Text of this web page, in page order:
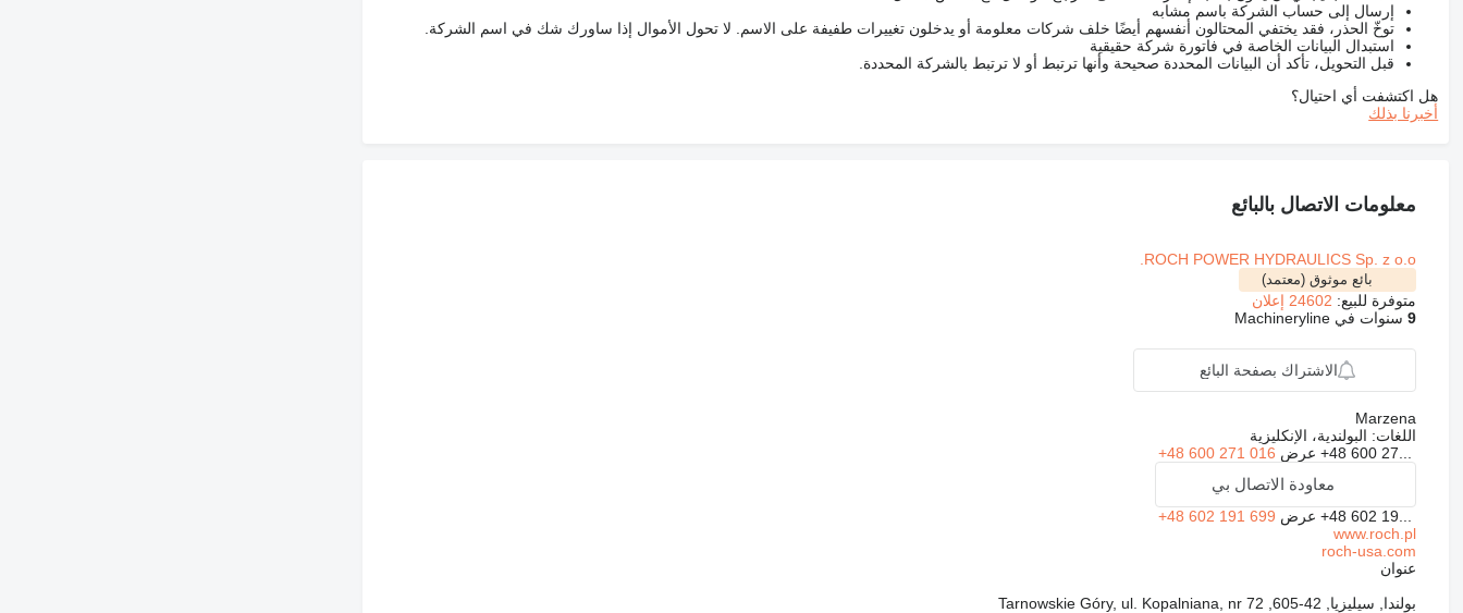
إرسال إلى حساب الشركة باسم مشابه
توخّ الحذر، فقد يختفي المحتالون أنفسهم أيضًا خلف شركات معلومة أو يدخلون تغييرات طفيفة على الاسم. لا تحول الأموال إذا ساورك شك في اسم الشركة.
استبدال البيانات الخاصة في فاتورة شركة حقيقية
قبل التحويل، تأكد أن البيانات المحددة صحيحة وأنها ترتبط أو لا ترتبط بالشركة المحددة.
هل اكتشفت أي احتيال؟
أخبرنا بذلك
معلومات الاتصال بالبائع
ROCH POWER HYDRAULICS Sp. z o.o.
بائع موثوق (معتمد)
متوفرة للبيع: 24602 إعلان
9سنوات في Machineryline
الاشتراك بصفحة البائع
Marzena
اللغات: البولندية، الإنكليزية
+48 600 27... عرض +48 600 271 016
معاودة الاتصال بي
+48 602 19... عرض +48 602 191 699
www.roch.pl
roch-usa.com
عنوان
بولندا, سيليزيا, 42-605, Tarnowskie Góry, ul. Kopalniana, nr 72